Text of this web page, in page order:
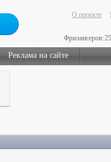
О проекте
Фрилансеров:
Реклама на сайте